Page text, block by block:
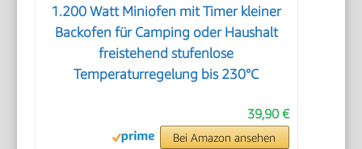
1.200 Watt Miniofen mit Timer kleiner
Backofen für Camping oder Haushalt
freistehend stufenlose
Temperaturregelung bis 230°C
39,90 €
Bei Amazon ansehen